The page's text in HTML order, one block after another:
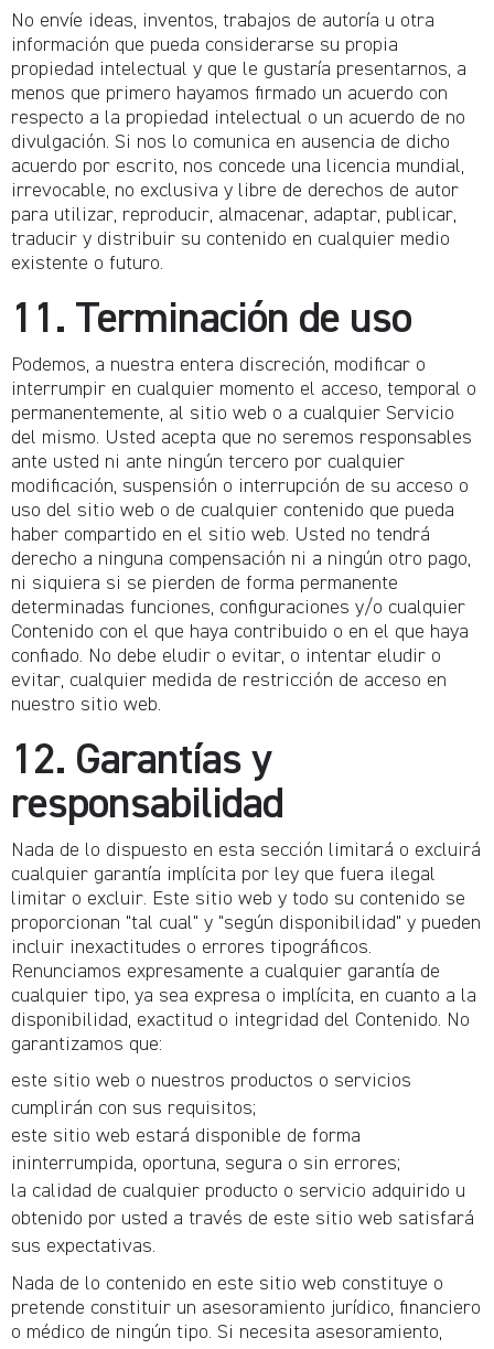
No envíe ideas, inventos, trabajos de autoría u otra
información que pueda considerarse su propia
propiedad intelectual y que le gustaría presentarnos, a
menos que primero hayamos firmado un acuerdo con
respecto a la propiedad intelectual o un acuerdo de no
divulgación. Si nos lo comunica en ausencia de dicho
acuerdo por escrito, nos concede una licencia mundial,
irrevocable, no exclusiva y libre de derechos de autor
para utilizar, reproducir, almacenar, adaptar, publicar,
traducir y distribuir su contenido en cualquier medio
existente o futuro.
11. Terminación de uso
Podemos, a nuestra entera discreción, modificar o
interrumpir en cualquier momento el acceso, temporal o
permanentemente, al sitio web o a cualquier Servicio
del mismo. Usted acepta que no seremos responsables
ante usted ni ante ningún tercero por cualquier
modificación, suspensión o interrupción de su acceso o
uso del sitio web o de cualquier contenido que pueda
haber compartido en el sitio web. Usted no tendrá
derecho a ninguna compensación ni a ningún otro pago,
ni siquiera si se pierden de forma permanente
determinadas funciones, configuraciones y/o cualquier
Contenido con el que haya contribuido o en el que haya
confiado. No debe eludir o evitar, o intentar eludir o
evitar, cualquier medida de restricción de acceso en
nuestro sitio web.
12. Garantías y
responsabilidad
Nada de lo dispuesto en esta sección limitará o excluirá
cualquier garantía implícita por ley que fuera ilegal
limitar o excluir. Este sitio web y todo su contenido se
proporcionan "tal cual" y "según disponibilidad" y pueden
incluir inexactitudes o errores tipográficos.
Renunciamos expresamente a cualquier garantía de
cualquier tipo, ya sea expresa o implícita, en cuanto a la
disponibilidad, exactitud o integridad del Contenido. No
garantizamos que:
este sitio web o nuestros productos o servicios
cumplirán con sus requisitos;
este sitio web estará disponible de forma
ininterrumpida, oportuna, segura o sin errores;
la calidad de cualquier producto o servicio adquirido u
obtenido por usted a través de este sitio web satisfará
sus expectativas.
Nada de lo contenido en este sitio web constituye o
pretende constituir un asesoramiento jurídico, financiero
o médico de ningún tipo. Si necesita asesoramiento,